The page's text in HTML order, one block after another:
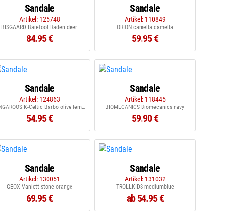
Sandale
Artikel: 125748
BISGAARD Barefoot Raden deer
84.95 €
Sandale
Artikel: 110849
ORION camella camella
59.95 €
Sandale
Artikel: 124863
KANGAROOS K-Celtic Barbo olive lemon chrom
54.95 €
Sandale
Artikel: 118445
BIOMECANICS Biomecanics navy
59.90 €
Sandale
Artikel: 130051
GEOX Vaniett stone orange
69.95 €
Sandale
Artikel: 131032
TROLLKIDS mediumblue
ab 54.95 €